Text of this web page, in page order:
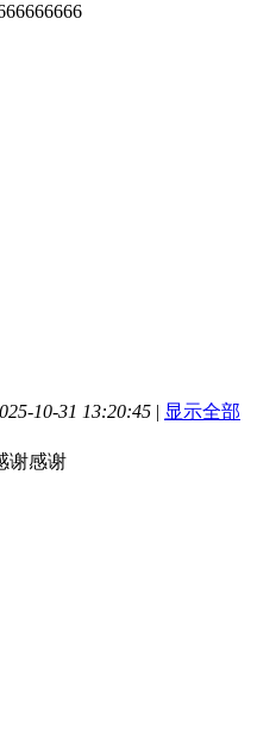
10-31 13:20:45 | 显示全部
谢感谢